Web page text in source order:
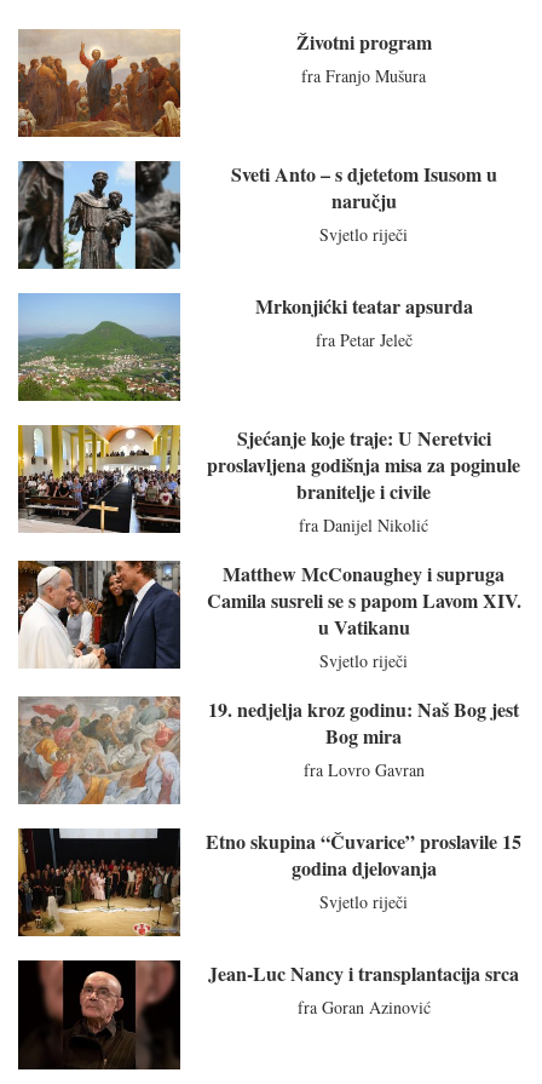
Životni program
fra Franjo Mušura
Sveti Anto – s djetetom Isusom u
naručju
Svjetlo riječi
Mrkonjićki teatar apsurda
fra Petar Jeleč
Sjećanje koje traje: U Neretvici
proslavljena godišnja misa za poginule
branitelje i civile
fra Danijel Nikolić
Matthew McConaughey i supruga
Camila susreli se s papom Lavom XIV.
u Vatikanu
Svjetlo riječi
19. nedjelja kroz godinu: Naš Bog jest
Bog mira
fra Lovro Gavran
Etno skupina “Čuvarice” proslavile 15
godina djelovanja
Svjetlo riječi
Jean-Luc Nancy i transplantacija srca
fra Goran Azinović